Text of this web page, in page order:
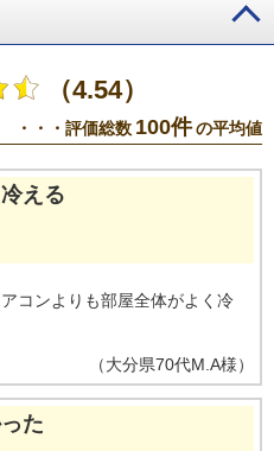
（4.54）
・・・評価総数 100件の平均値
える
コンよりも部屋全体がよく冷
（大分県70代M.A様）
た